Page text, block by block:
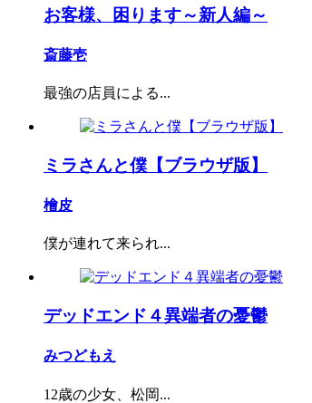
お客様、困ります～新人編～
斎藤壱
最強の店員による...
ミラさんと僕【ブラウザ版】
檜皮
僕が連れて来られ...
デッドエンド４異端者の憂鬱
みつどもえ
12歳の少女、松岡...